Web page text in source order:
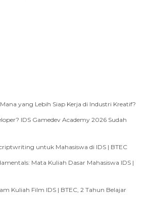
yang Lebih Siap Kerja di Industri Kreatif?
IDS Gamedev Academy 2026 Sudah
untuk Mahasiswa di IDS | BTEC
Mata Kuliah Dasar Mahasiswa IDS |
Kuliah Film IDS | BTEC, 2 Tahun Belajar